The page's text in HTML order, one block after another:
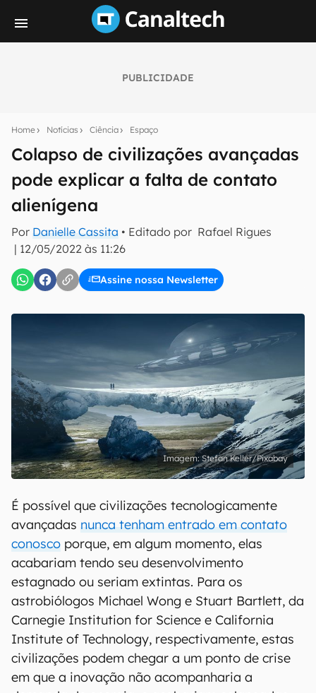
PUBLICIDADE
Home Notícias Ciência Espaço
Colapso de civilizações avançadas
pode explicar a falta de contato
alienígena
Por Danielle Cassita • Editado por Rafael Rigues
| 12/05/2022 às 11:26
Assine nossa Newsletter
notícias e reviews sobre tecnologia em primeira
mão.
E-mail
inscreva-se
Confirmo que li, aceito e concordo com os Termos de
Uso e Política de Privacidade do Canaltech.
Stefan Keller/Pixabay
É possível que civilizações tecnologicamente
avançadas nunca tenham entrado em contato
conosco porque, em algum momento, elas
acabariam tendo seu desenvolvimento
estagnado ou seriam extintas. Para os
astrobiólogos Michael Wong e Stuart Bartlett, da
Carnegie Institution for Science e California
Institute of Technology, respectivamente, estas
civilizações podem chegar a um ponto de crise
em que a inovação não acompanharia a